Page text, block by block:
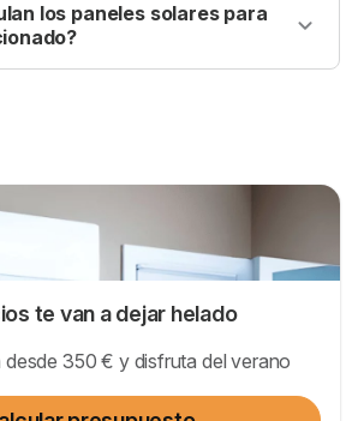
los paneles solares para
un aire acondicionado split de 3
se necesitan dos paneles solares
proporcionar un total de 600
te van a dejar helado
350 € y disfruta del verano